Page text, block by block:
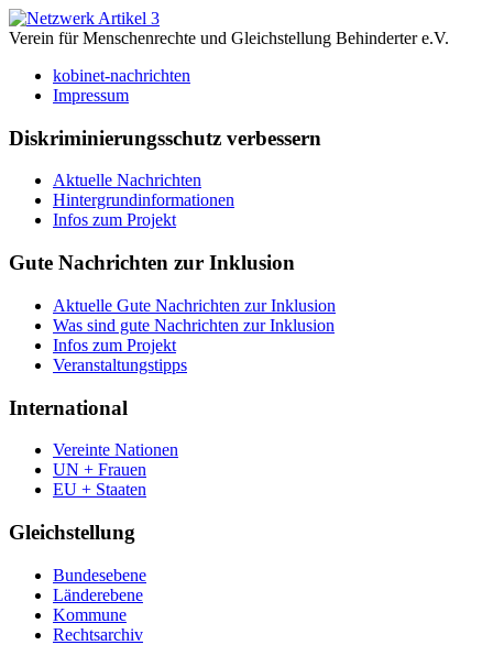
Verein für Menschenrechte und Gleichstellung Behinderter e.V.
kobinet-nachrichten
Impressum
Diskriminierungsschutz verbessern
Aktuelle Nachrichten
Hintergrundinformationen
Infos zum Projekt
Gute Nachrichten zur Inklusion
Aktuelle Gute Nachrichten zur Inklusion
Was sind gute Nachrichten zur Inklusion
Infos zum Projekt
Veranstaltungstipps
International
Vereinte Nationen
UN + Frauen
EU + Staaten
Gleichstellung
Bundesebene
Länderebene
Kommune
Rechtsarchiv